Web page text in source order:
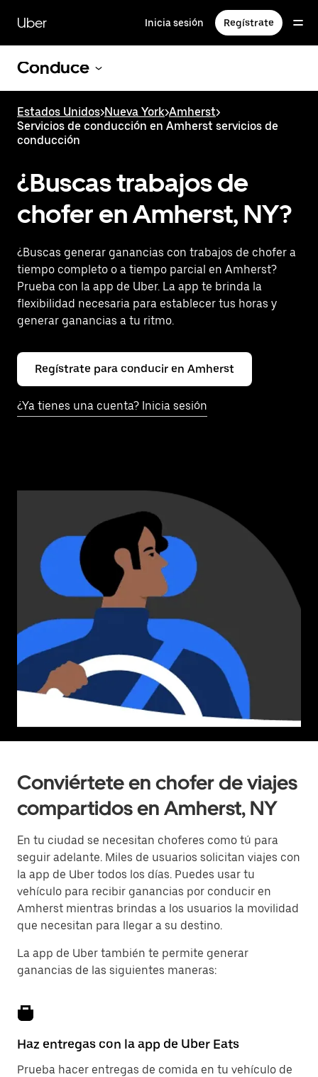
contenido
principal
Uber Inicia sesión Regístrate
Conduce
Estados Unidos>Nueva York>Amherst>
Servicios de conducción en Amherst servicios de
conducción
¿Buscas trabajos de
chofer en Amherst, NY?
¿Buscas generar ganancias con trabajos de chofer a
tiempo completo o a tiempo parcial en Amherst?
Prueba con la app de Uber. La app te brinda la
flexibilidad necesaria para establecer tus horas y
generar ganancias a tu ritmo.
Regístrate para conducir en Amherst
¿Ya tienes una cuenta? Inicia sesión
Conviértete en chofer de viajes
compartidos en Amherst, NY
En tu ciudad se necesitan choferes como tú para
seguir adelante. Miles de usuarios solicitan viajes con
la app de Uber todos los días. Puedes usar tu
vehículo para recibir ganancias por conducir en
Amherst mientras brindas a los usuarios la movilidad
que necesitan para llegar a su destino.
La app de Uber también te permite generar
ganancias de las siguientes maneras:
Haz entregas con la app de Uber Eats
Prueba hacer entregas de comida en tu vehículo de